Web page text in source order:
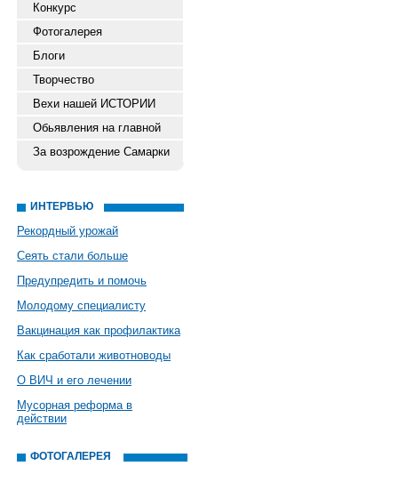
Конкурс
Фотогалерея
Блоги
Творчество
Вехи нашей ИСТОРИИ
Обьявления на главной
За возрождение Самарки
ИНТЕРВЬЮ
Рекордный урожай
Сеять стали больше
Предупредить и помочь
Молодому специалисту
Вакцинация как профилактика
Как сработали животноводы
О ВИЧ и его лечении
Мусорная реформа в
действии
ФОТОГАЛЕРЕЯ